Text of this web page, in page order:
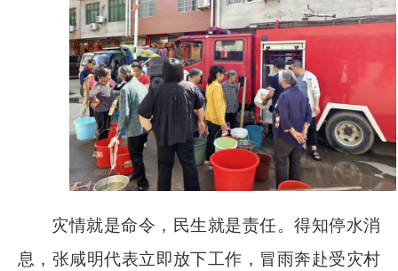
灾情就是命令，民生就是责任。得知停水消
息，张咸明代表立即放下工作，冒雨奔赴受灾村